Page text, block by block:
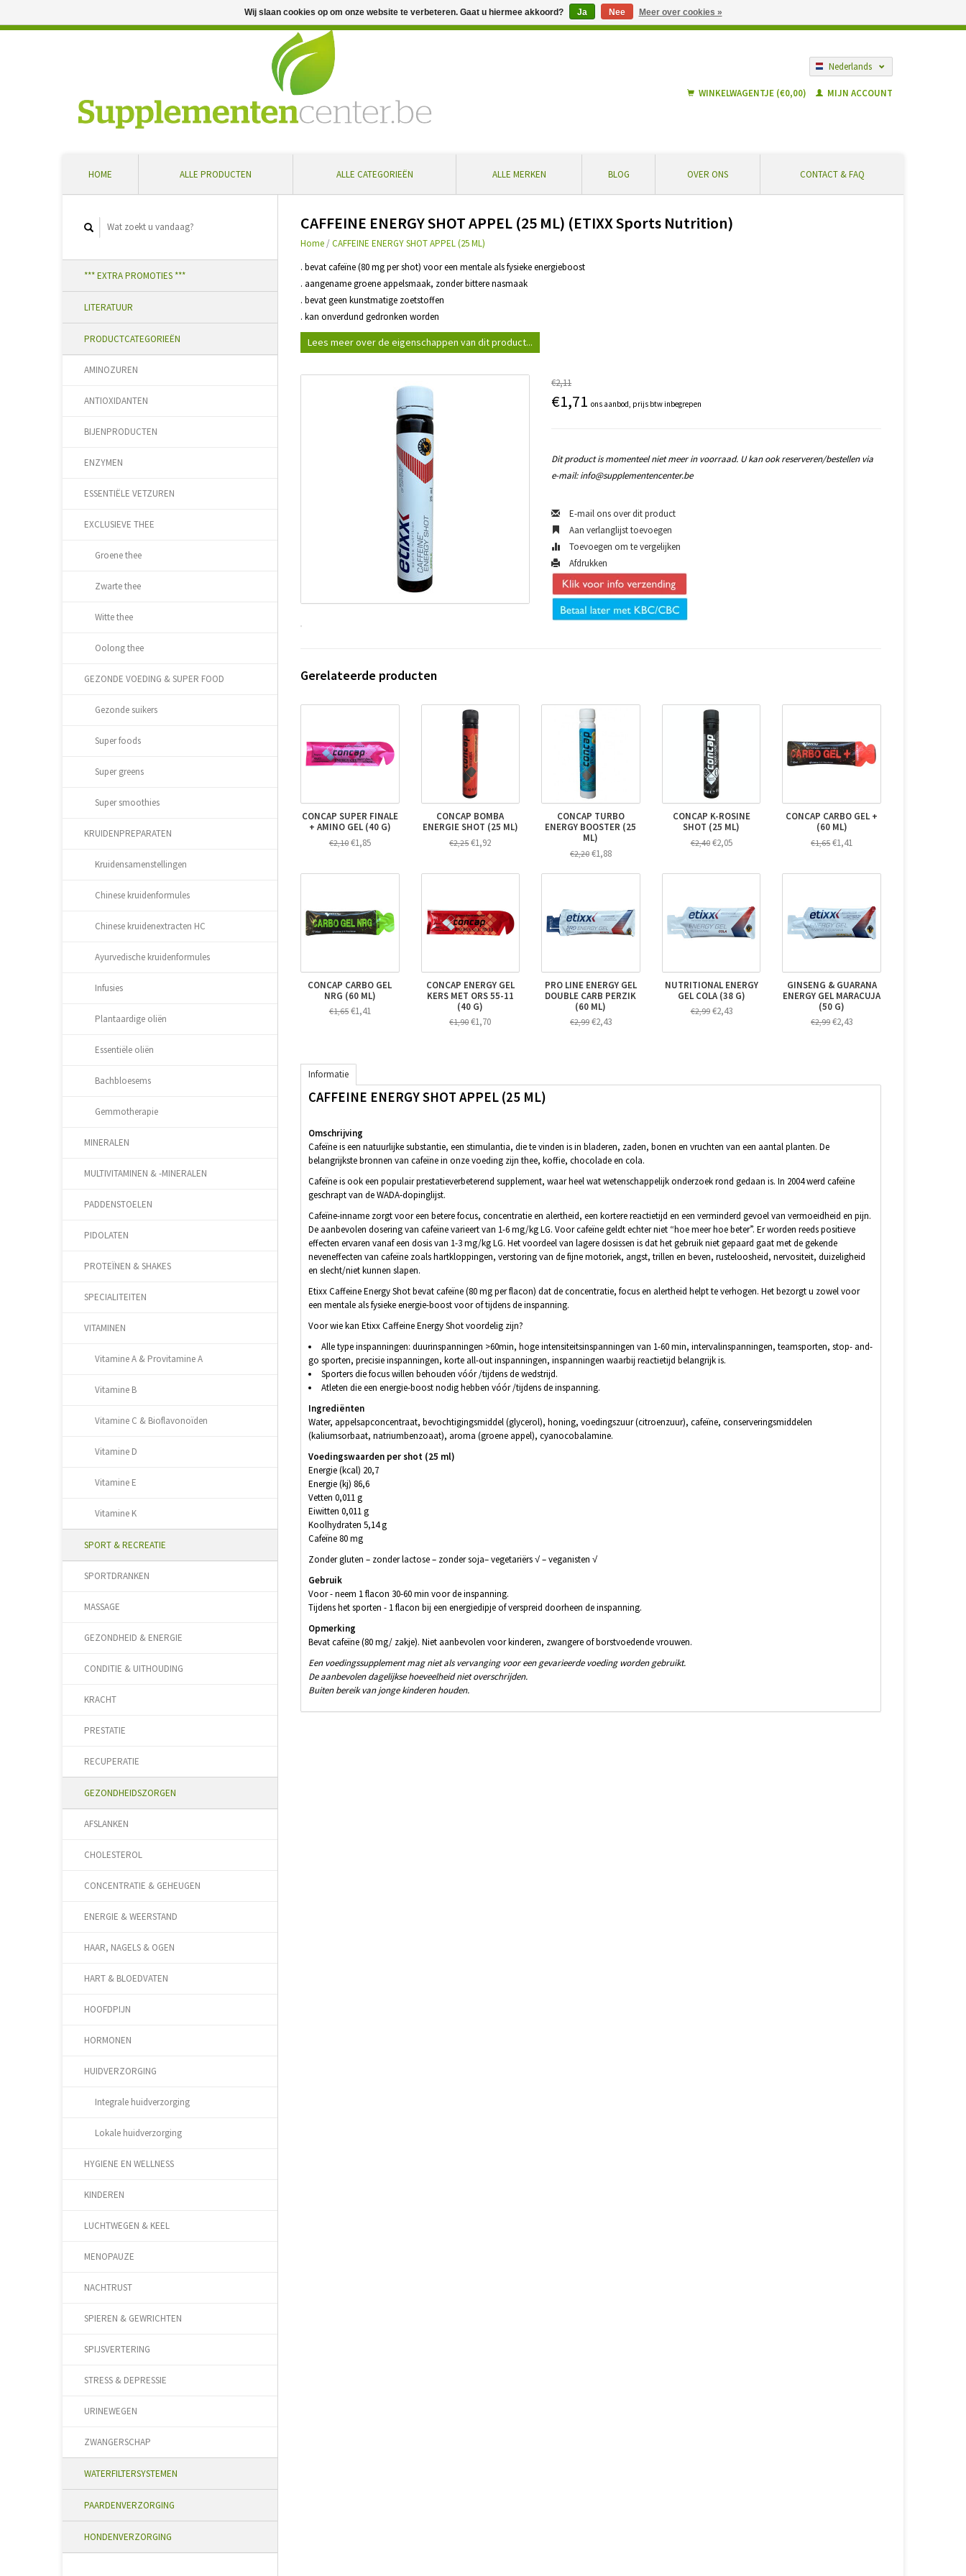
Nederlands
WINKELWAGENTJE (€0,00)
MIJN ACCOUNT
HOME ALLE PRODUCTEN ALLE CATEGORIEËN ALLE MERKEN BLOG OVER ONS CONTACT & FAQ
*** EXTRA PROMOTIES ***
LITERATUUR
PRODUCTCATEGORIEËN
AMINOZUREN
ANTIOXIDANTEN
BIJENPRODUCTEN
ENZYMEN
ESSENTIËLE VETZUREN
EXCLUSIEVE THEE
Groene thee
Zwarte thee
Witte thee
Oolong thee
GEZONDE VOEDING & SUPER FOOD
Gezonde suikers
Super foods
Super greens
Super smoothies
KRUIDENPREPARATEN
Kruidensamenstellingen
Chinese kruidenformules
Chinese kruidenextracten HC
Ayurvedische kruidenformules
Infusies
Plantaardige oliën
Essentiële oliën
Bachbloesems
Gemmotherapie
MINERALEN
MULTIVITAMINEN & -MINERALEN
PADDENSTOELEN
PIDOLATEN
PROTEÏNEN & SHAKES
SPECIALITEITEN
VITAMINEN
Vitamine A & Provitamine A
Vitamine B
Vitamine C & Bioflavonoïden
Vitamine D
Vitamine E
Vitamine K
SPORT & RECREATIE
SPORTDRANKEN
MASSAGE
GEZONDHEID & ENERGIE
CONDITIE & UITHOUDING
KRACHT
PRESTATIE
RECUPERATIE
GEZONDHEIDSZORGEN
AFSLANKEN
CHOLESTEROL
CONCENTRATIE & GEHEUGEN
ENERGIE & WEERSTAND
HAAR, NAGELS & OGEN
HART & BLOEDVATEN
HOOFDPIJN
HORMONEN
HUIDVERZORGING
Integrale huidverzorging
Lokale huidverzorging
HYGIENE EN WELLNESS
KINDEREN
LUCHTWEGEN & KEEL
MENOPAUZE
NACHTRUST
SPIEREN & GEWRICHTEN
SPIJSVERTERING
STRESS & DEPRESSIE
URINEWEGEN
ZWANGERSCHAP
WATERFILTERSYSTEMEN
PAARDENVERZORGING
HONDENVERZORGING
CAFFEINE ENERGY SHOT APPEL (25 ML) (ETIXX Sports Nutrition)
Home /CAFFEINE ENERGY SHOT APPEL (25 ML)
. bevat cafeïne (80 mg per shot) voor een mentale als fysieke energieboost
. aangename groene appelsmaak, zonder bittere nasmaak
. bevat geen kunstmatige zoetstoffen
. kan onverdund gedronken worden
Lees meer over de eigenschappen van dit product...
€2,11
€1,71ons aanbod, prijs btw inbegrepen
Dit product is momenteel niet meer in voorraad. U kan ook reserveren/bestellen via
e-mail:info@supplementencenter.be
E-mail ons over dit product
Aan verlanglijst toevoegen
Toevoegen om te vergelijken
Afdrukken
Gerelateerde producten
CONCAP SUPER FINALE
+ AMINO GEL (40 G)
€2,10€1,85
CONCAP BOMBA
ENERGIE SHOT (25 ML)
€2,25€1,92
CONCAP TURBO
ENERGY BOOSTER (25
ML)
€2,20€1,88
CONCAP K-ROSINE
SHOT (25 ML)
€2,40€2,05
CONCAP CARBO GEL +
(60 ML)
€1,65 €1,41
CONCAP CARBO GEL
NRG (60 ML)
€1,65€1,41
CONCAP ENERGY GEL
KERS MET ORS 55-11
(40 G)
€1,90€1,70
PRO LINE ENERGY GEL
DOUBLE CARB PERZIK
(60 ML)
€2,99€2,43
NUTRITIONAL ENERGY
GEL COLA (38 G)
€2,99€2,43
GINSENG & GUARANA
ENERGY GEL MARACUJA
(50 G)
€2,99 €2,43
Informatie
CAFFEINE ENERGY SHOT APPEL (25 ML)
Omschrijving
Cafeïne is een natuurlijke substantie, een stimulantia, die te vinden is in bladeren, zaden, bonen en vruchten van een aantal planten. De
belangrijkste bronnen van cafeïne in onze voeding zijn thee, koffie, chocolade en cola.
Cafeïne is ook een populair prestatieverbeterend supplement, waar heel wat wetenschappelijk onderzoek rond gedaan is. In 2004 werd cafeïne
geschrapt van de WADA-dopinglijst.
Cafeïne-inname zorgt voor een betere focus, concentratie en alertheid, een kortere reactietijd en een verminderd gevoel van vermoeidheid en pijn.
De aanbevolen dosering van cafeïne varieert van 1-6 mg/kg LG. Voor cafeïne geldt echter niet “hoe meer hoe beter”. Er worden reeds positieve
effecten ervaren vanaf een dosis van 1-3 mg/kg LG. Het voordeel van lagere dosissen is dat het gebruik niet gepaard gaat met de gekende
neveneffecten van cafeïne zoals hartkloppingen, verstoring van de fijne motoriek, angst, trillen en beven, rusteloosheid, nervositeit, duizeligheid
en slecht/niet kunnen slapen.
Etixx Caffeine Energy Shot bevat cafeïne (80 mg per flacon) dat de concentratie, focus en alertheid helpt te verhogen. Het bezorgt u zowel voor
een mentale als fysieke energie-boost voor of tijdens de inspanning.
Voor wie kan Etixx Caffeine Energy Shot voordelig zijn?
Alle type inspanningen: duurinspanningen >60min, hoge intensiteitsinspanningen van 1-60 min, intervalinspanningen, teamsporten, stop- and-
go sporten, precisie inspanningen, korte all-out inspanningen, inspanningen waarbij reactietijd belangrijk is.
Sporters die focus willen behouden vóór /tijdens de wedstrijd.
Atleten die een energie-boost nodig hebben vóór /tijdens de inspanning.
Ingrediënten
Water, appelsapconcentraat, bevochtigingsmiddel (glycerol), honing, voedingszuur (citroenzuur), cafeïne, conserveringsmiddelen
(kaliumsorbaat, natriumbenzoaat), aroma (groene appel), cyanocobalamine.
Voedingswaarden per shot (25 ml)
Energie (kcal) 20,7
Energie (kj) 86,6
Vetten 0,011 g
Eiwitten 0,011 g
Koolhydraten 5,14 g
Cafeïne 80 mg
Zonder gluten – zonder lactose – zonder soja– vegetariërs √ – veganisten √
Gebruik
Voor - neem 1 flacon 30-60 min voor de inspanning.
Tijdens het sporten - 1 flacon bij een energiedipje of verspreid doorheen de inspanning.
Opmerking
Bevat cafeïne (80 mg/ zakje). Niet aanbevolen voor kinderen, zwangere of borstvoedende vrouwen.
Een voedingssupplement mag niet als vervanging voor een gevarieerde voeding worden gebruikt.
De aanbevolen dagelijkse hoeveelheid niet overschrijden.
Buiten bereik van jonge kinderen houden.
Wij slaan cookies op om onze website te verbeteren. Gaat u hiermee akkoord? Ja Nee Meer over cookies »
Professioneel advies en snelle levering ... Ontvang 5 % extra korting bij aankoop vanaf € 100 ... Gratis levering in België vanaf € 55 ... Veilig winkelen en geen extra kosten